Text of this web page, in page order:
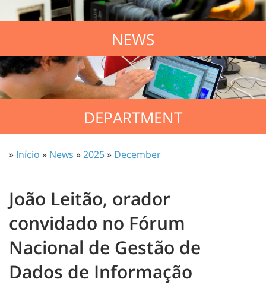
NEWS
DEPARTMENT
» Início » News »2025» December
João Leitão, orador
convidado no Fórum
Nacional de Gestão de
Dados de Informação